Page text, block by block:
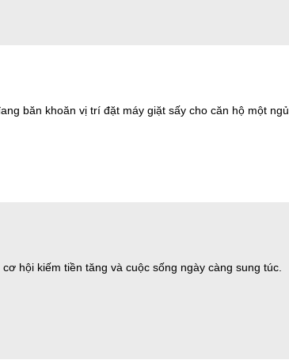
băn khoăn vị trí đặt máy giặt sấy cho căn hộ một ngủ.
hội kiếm tiền tăng và cuộc sống ngày càng sung túc.